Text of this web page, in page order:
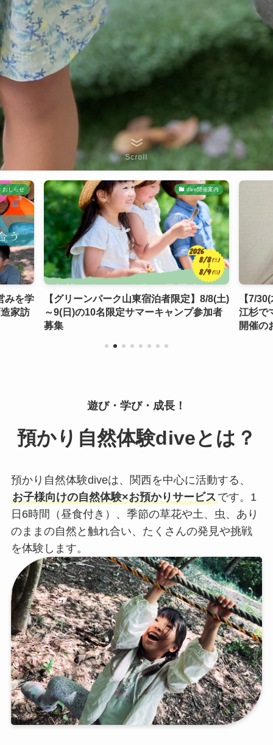
Scroll
おしらせ
みを学
家訪
dive開催案内
【グリーンパーク山東宿泊者限定】8/8(土)
～9(日)の10名限定サマーキャンプ参加者
募集
【7/
江杉で
開催の
遊び・学び・成長！
預かり自然体験diveとは？
預かり自然体験diveは、関西を中心に活動する、
お子様向けの自然体験×お預かりサービス です。1
日6時間（昼食付き）、季節の草花や土、虫、あり
のままの自然と触れ合い、たくさんの発見や挑戦
を体験します。